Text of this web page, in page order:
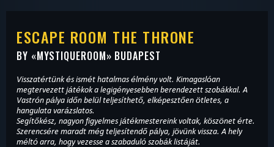
ESCAPE ROOM THE THRONE
BY «MYSTIQUEROOM» BUDAPEST
Visszatértünk és ismét hatalmas élmény volt. Kimagaslóan
megtervezett játékok a legigényesebben berendezett szobákkal. A
Vastrón pálya időn belül teljesíthető, elképesztően ötletes, a
hangulata varázslatos.
Segítőkész, nagyon figyelmes játékmestereink voltak, köszönet érte.
Szerencsére maradt még teljesítendő pálya, jövünk vissza. A hely
méltó arra, hogy vezesse a szabaduló szobák listáját.